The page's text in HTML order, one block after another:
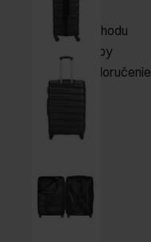
Pravidlá obchodu
Spôsob platby
Náklady na doručenie
Vrátenie